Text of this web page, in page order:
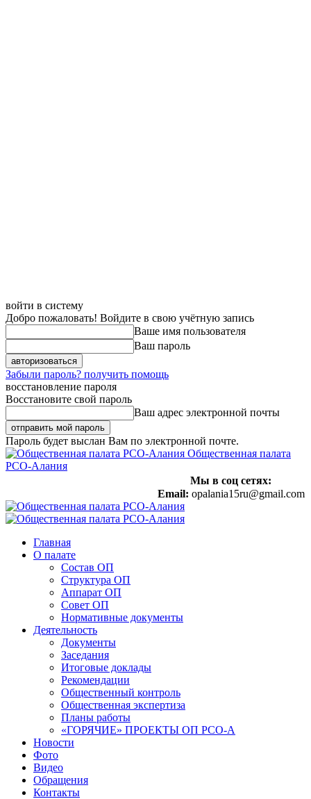
войти в систему
Добро пожаловать! Войдите в свою учётную запись
Ваше имя пользователя
Ваш пароль
Забыли пароль? получить помощь
восстановление пароля
Восстановите свой пароль
Ваш адрес электронной почты
Пароль будет выслан Вам по электронной почте.
Общественная палата
РСО-Алания
Мы в соц сетях:
Email: opalania15ru@gmail.com
Главная
О палате
Состав ОП
Структура ОП
Аппарат ОП
Совет ОП
Нормативные документы
Деятельность
Документы
Заседания
Итоговые доклады
Рекомендации
Общественный контроль
Общественная экспертиза
Планы работы
«ГОРЯЧИЕ» ПРОЕКТЫ ОП РСО-А
Новости
Фото
Видео
Обращения
Контакты